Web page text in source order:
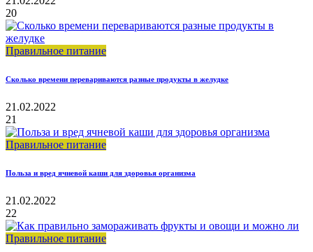
20
Правильное питание
Сколько времени перевариваются разные продукты в желудке
21.02.2022
21
Правильное питание
Польза и вред ячневой каши для здоровья организма
21.02.2022
22
Правильное питание